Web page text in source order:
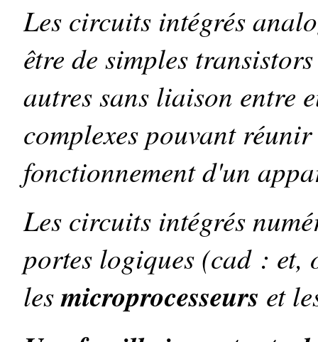
Les circuits intégrés
être de simples
autres sans liaison entre
complexes pouvant
fonctionnement d'un
Les circuits intégrés
portes logiques (cad : et,
lesmicroprocesseurs et